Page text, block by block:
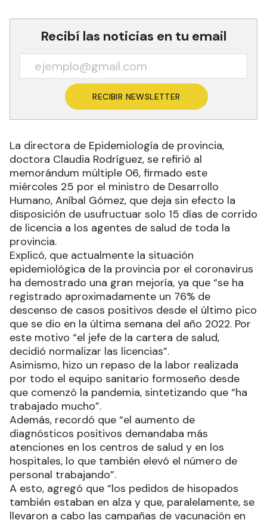
Recibí las noticias en tu email
RECIBIR NEWSLETTER
La directora de Epidemiología de provincia,
doctora Claudia Rodríguez, se refirió al
memorándum múltiple 06, firmado este
miércoles 25 por el ministro de Desarrollo
Humano, Aníbal Gómez, que deja sin efecto la
disposición de usufructuar solo 15 días de corrido
de licencia a los agentes de salud de toda la
provincia.
Explicó, que actualmente la situación
epidemiológica de la provincia por el coronavirus
ha demostrado una gran mejoría, ya que “se ha
registrado aproximadamente un 76% de
descenso de casos positivos desde el último pico
que se dio en la última semana del año 2022. Por
este motivo “el jefe de la cartera de salud,
decidió normalizar las licencias”.
Asimismo, hizo un repaso de la labor realizada
por todo el equipo sanitario formoseño desde
que comenzó la pandemia, sintetizando que “ha
trabajado mucho”.
Además, recordó que “el aumento de
diagnósticos positivos demandaba más
atenciones en los centros de salud y en los
hospitales, lo que también elevó el número de
personal trabajando”.
A esto, agregó que “los pedidos de hisopados
también estaban en alza y que, paralelamente, se
llevaron a cabo las campañas de vacunación en